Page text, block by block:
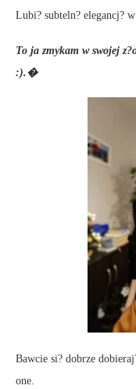
Lubi? subteln? elegancj?
To ja zmykam w swojej
:).�
Bawcie si? dobrze
one.